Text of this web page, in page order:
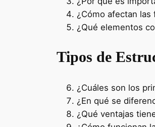
¿Cómo afectan
¿Qué elementos
Tipos de
¿Cuáles son los
¿En qué se
¿Qué ventajas